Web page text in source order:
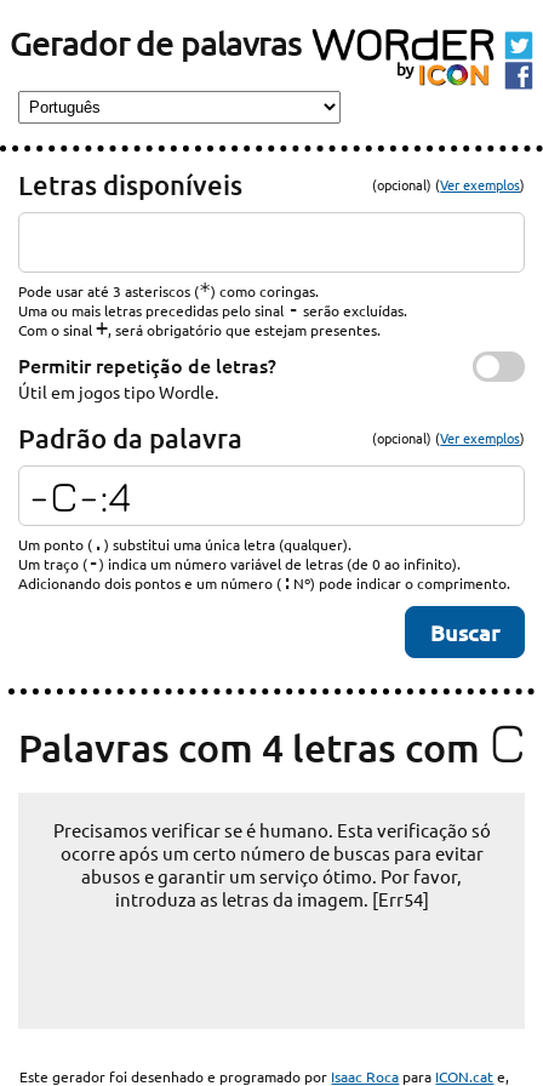
Gerador de palavras
Letras disponíveis (opcional) (Ver exemplos)
Pode usar até 3 asteriscos (*) como coringas.
Uma ou mais letras precedidas pelo sinal - serão excluídas.
Com o sinal+, será obrigatório que estejam presentes.
Permitir repetição de letras?
Útil em jogos tipo Wordle.
Padrão da palavra (opcional) (Ver exemplos)
Um ponto (.) substitui uma única letra (qualquer).
Um traço (-) indica um número variável de letras (de 0 ao infinito).
Adicionando dois pontos e um número (: Nº) pode indicar o comprimento.
Palavras com 4 letras com C
Precisamos verificar se é humano. Esta verificação só
ocorre após um certo número de buscas para evitar
abusos e garantir um serviço ótimo. Por favor,
introduza as letras da imagem. [Err54]
Este gerador foi desenhado e programado por Isaac Roca para ICON.cate,